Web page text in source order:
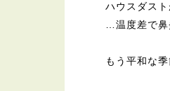
ハウスダス
…温度差で
もう平和な